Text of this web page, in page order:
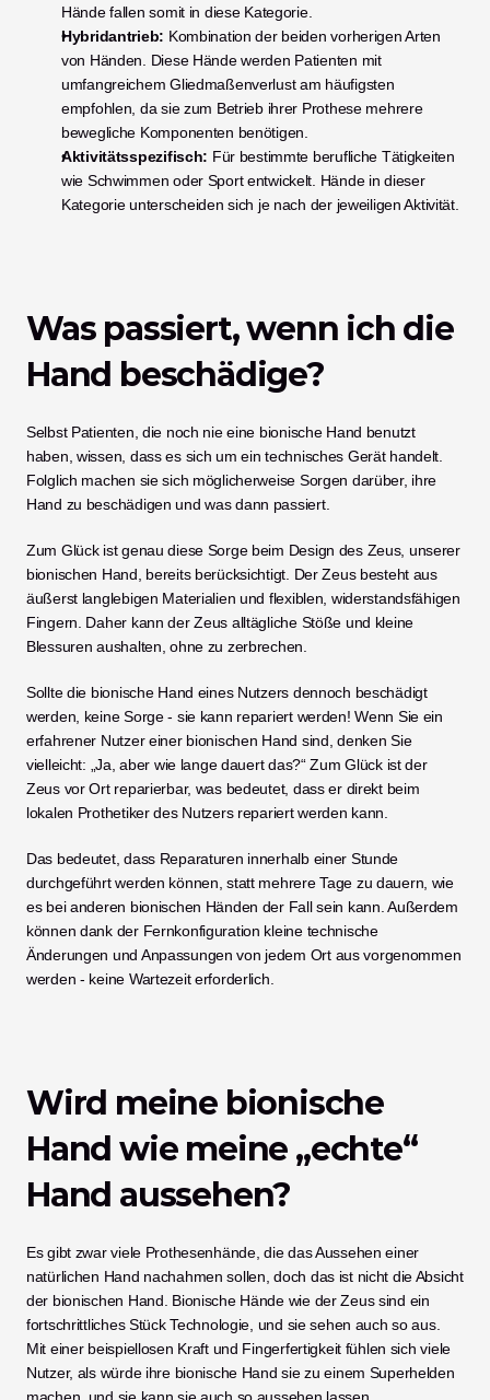
Hände fallen somit in diese Kategorie.
Hybridantrieb: Kombination der beiden vorherigen Arten
von Händen. Diese Hände werden Patienten mit
umfangreichem Gliedmaßenverlust am häufigsten
empfohlen, da sie zum Betrieb ihrer Prothese mehrere
bewegliche Komponenten benötigen.
Aktivitätsspezifisch: Für bestimmte berufliche Tätigkeiten
wie Schwimmen oder Sport entwickelt. Hände in dieser
Kategorie unterscheiden sich je nach der jeweiligen Aktivität.
Was passiert, wenn ich die
Hand beschädige?
Selbst Patienten, die noch nie eine bionische Hand benutzt
haben, wissen, dass es sich um ein technisches Gerät handelt.
Folglich machen sie sich möglicherweise Sorgen darüber, ihre
Hand zu beschädigen und was dann passiert.
Zum Glück ist genau diese Sorge beim Design des Zeus, unserer
bionischen Hand, bereits berücksichtigt. Der Zeus besteht aus
äußerst langlebigen Materialien und flexiblen, widerstandsfähigen
Fingern. Daher kann der Zeus alltägliche Stöße und kleine
Blessuren aushalten, ohne zu zerbrechen.
Sollte die bionische Hand eines Nutzers dennoch beschädigt
werden, keine Sorge - sie kann repariert werden! Wenn Sie ein
erfahrener Nutzer einer bionischen Hand sind, denken Sie
vielleicht: „Ja, aber wie lange dauert das?“ Zum Glück ist der
Zeus vor Ort reparierbar, was bedeutet, dass er direkt beim
lokalen Prothetiker des Nutzers repariert werden kann.
Das bedeutet, dass Reparaturen innerhalb einer Stunde
durchgeführt werden können, statt mehrere Tage zu dauern, wie
es bei anderen bionischen Händen der Fall sein kann. Außerdem
können dank der Fernkonfiguration kleine technische
Änderungen und Anpassungen von jedem Ort aus vorgenommen
werden - keine Wartezeit erforderlich.
Wird meine bionische
Hand wie meine „echte“
Hand aussehen?
Es gibt zwar viele Prothesenhände, die das Aussehen einer
natürlichen Hand nachahmen sollen, doch das ist nicht die Absicht
der bionischen Hand. Bionische Hände wie der Zeus sind ein
fortschrittliches Stück Technologie, und sie sehen auch so aus.
Mit einer beispiellosen Kraft und Fingerfertigkeit fühlen sich viele
Nutzer, als würde ihre bionische Hand sie zu einem Superhelden